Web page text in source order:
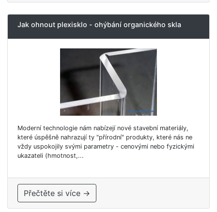
Jak ohnout plexisklo - ohýbání organického skla
Moderní technologie nám nabízejí nové stavební materiály,
které úspěšně nahrazují ty "přírodní" produkty, které nás ne
vždy uspokojily svými parametry - cenovými nebo fyzickými
ukazateli (hmotnost,...
Přečtěte si více →